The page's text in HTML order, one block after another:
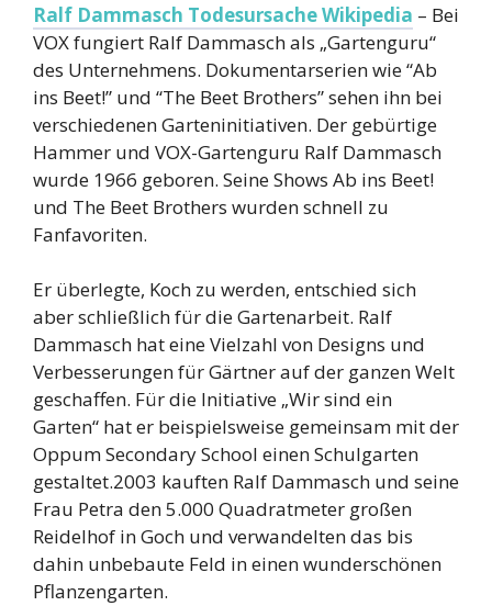
Ralf Dammasch Todesursache Wikipedia – Bei
VOX fungiert Ralf Dammasch als „Gartenguru“
des Unternehmens. Dokumentarserien wie “Ab
ins Beet!” und “The Beet Brothers” sehen ihn bei
verschiedenen Garteninitiativen. Der gebürtige
Hammer und VOX-Gartenguru Ralf Dammasch
wurde 1966 geboren. Seine Shows Ab ins Beet!
und The Beet Brothers wurden schnell zu
Fanfavoriten.
Er überlegte, Koch zu werden, entschied sich
aber schließlich für die Gartenarbeit. Ralf
Dammasch hat eine Vielzahl von Designs und
Verbesserungen für Gärtner auf der ganzen Welt
geschaffen. Für die Initiative „Wir sind ein
Garten“ hat er beispielsweise gemeinsam mit der
Oppum Secondary School einen Schulgarten
gestaltet.2003 kauften Ralf Dammasch und seine
Frau Petra den 5.000 Quadratmeter großen
Reidelhof in Goch und verwandelten das bis
dahin unbebaute Feld in einen wunderschönen
Pflanzengarten.